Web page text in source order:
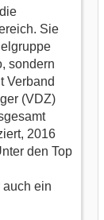
Sie
sondern
Verband
(VDZ)
2016
den Top
auch ein